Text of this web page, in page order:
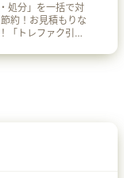
処分」を一括で対
約！お見積もりな
「トレファク引